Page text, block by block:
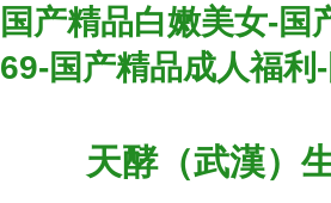
国产精品白嫩美女-国
69-国产精品成人福利
天酵（武漢）